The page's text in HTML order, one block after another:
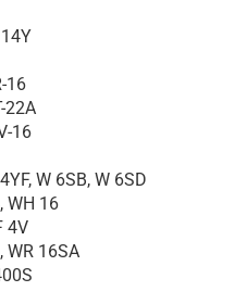
16
22A
16
W 6SB, W 6SD
WH 16
4V
WR 16SA